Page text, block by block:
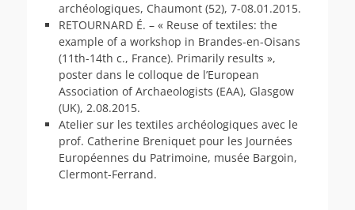
archéologiques, Chaumont (52), 7-08.01.2015.
RETOURNARD É. – « Reuse of textiles: the
example of a workshop in Brandes-en-Oisans
(11th-14th c., France). Primarily results »,
poster dans le colloque de l’European
Association of Archaeologists (EAA), Glasgow
(UK), 2.08.2015.
Atelier sur les textiles archéologiques avec le
prof. Catherine Breniquet pour les Journées
Européennes du Patrimoine, musée Bargoin,
Clermont-Ferrand.